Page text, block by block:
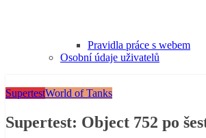
Pravidla práce s webem
Osobní údaje uživatelů
SupertestWorld of Tanks
Supertest: Object 752 po